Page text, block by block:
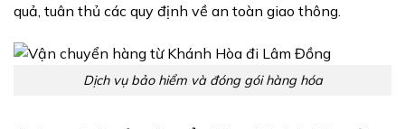
quả, tuân thủ các quy định về an toàn giao thông.
Dịch vụ bảo hiểm và đóng gói hàng hóa